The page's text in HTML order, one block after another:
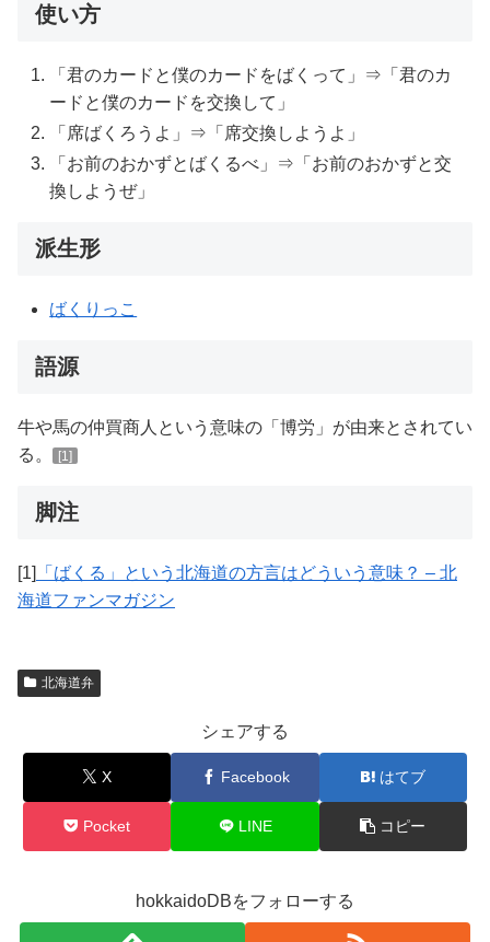
使い方
「君のカードと僕のカードをばくって」⇒「君のカ
ードと僕のカードを交換して」
「席ばくろうよ」⇒「席交換しようよ」
「お前のおかずとばくるべ」⇒「お前のおかずと交
換しようぜ」
派生形
ばくりっこ
語源
牛や馬の仲買商人という意味の「博労」が由来とされてい
る。
[1]
脚注
[1]
「ばくる」という北海道の方言はどういう意味？ – 北
海道ファンマガジン
北海道弁
シェアする
X Facebook はてブ
Pocket LINE コピー
hokkaidoDBをフォローする